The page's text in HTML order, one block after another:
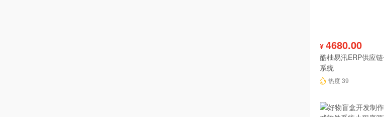
¥ 4680.00
酷柚易汛ERP供应
系统
热度 39